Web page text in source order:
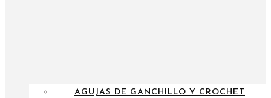
AGUJAS DE GANCHILLO Y CROCHET